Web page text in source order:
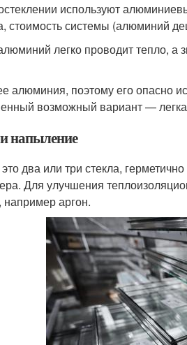
используют
стоимость системы (алюминий
легко проводит тепло, а
алюминия, поэтому его опасно
возможный вариант —
напыление
два или три стекла,
Для улучшения
например аргон.